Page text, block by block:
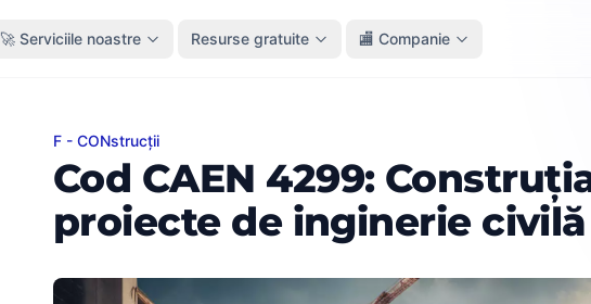
🚀 Serviciile noastre Resurse gratuite 🏬 Companie
Cod CAEN 4299: Construția altor proiecte de inginerie civilă n.c.a.
F - CONstrucții
Cod CAEN 4299:
proiecte de inginerie civilă